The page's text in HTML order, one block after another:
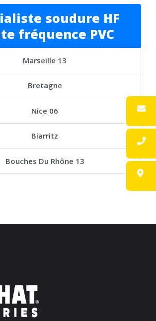
soudure HF
fréquence PVC
Marseille 13
Bretagne
Nice 06
Biarritz
Bouches Du Rhône 13